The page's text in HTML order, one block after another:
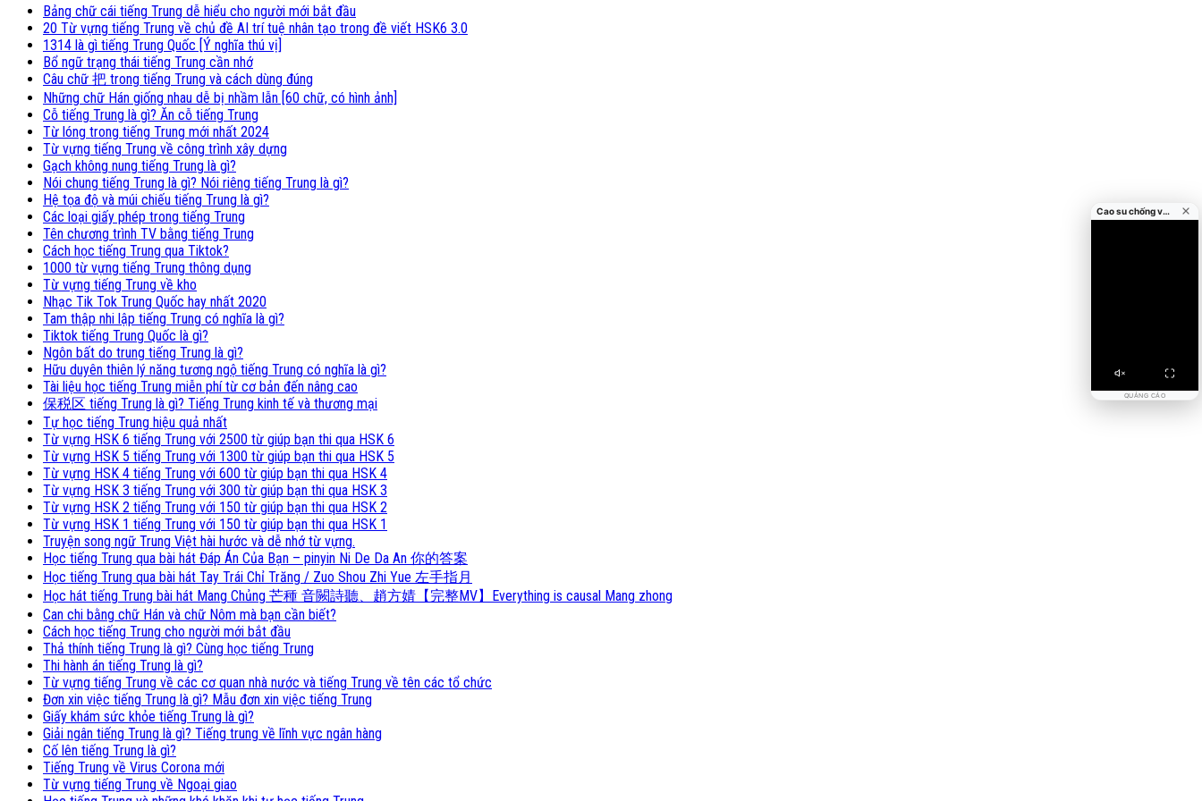
Bảng chữ cái tiếng Trung dễ hiểu cho người mới bắt đầu
20 Từ vựng tiếng Trung về chủ đề AI trí tuệ nhân tạo trong đề viết HSK6 3.0
1314 là gì tiếng Trung Quốc [Ý nghĩa thú vị]
Bổ ngữ trạng thái tiếng Trung cần nhớ
Câu chữ 把 trong tiếng Trung và cách dùng đúng
Những chữ Hán giống nhau dễ bị nhầm lẫn [60 chữ, có hình ảnh]
Cỗ tiếng Trung là gì? Ăn cỗ tiếng Trung
Từ lóng trong tiếng Trung mới nhất 2024
Từ vựng tiếng Trung về công trình xây dựng
Gạch không nung tiếng Trung là gì?
Nói chung tiếng Trung là gì? Nói riêng tiếng Trung là gì?
Hệ tọa độ và múi chiếu tiếng Trung là gì?
Các loại giấy phép trong tiếng Trung
Tên chương trình TV bằng tiếng Trung
Cách học tiếng Trung qua Tiktok?
1000 từ vựng tiếng Trung thông dụng
Từ vựng tiếng Trung về kho
Nhạc Tik Tok Trung Quốc hay nhất 2020
Tam thập nhi lập tiếng Trung có nghĩa là gì?
Tiktok tiếng Trung Quốc là gì?
Ngôn bất do trung tiếng Trung là gì?
Hữu duyên thiên lý năng tương ngộ tiếng Trung có nghĩa là gì?
Tài liệu học tiếng Trung miễn phí từ cơ bản đến nâng cao
保税区 tiếng Trung là gì? Tiếng Trung kinh tế và thương mại
Tự học tiếng Trung hiệu quả nhất
Từ vựng HSK 6 tiếng Trung với 2500 từ giúp bạn thi qua HSK 6
Từ vựng HSK 5 tiếng Trung với 1300 từ giúp bạn thi qua HSK 5
Từ vựng HSK 4 tiếng Trung với 600 từ giúp bạn thi qua HSK 4
Từ vựng HSK 3 tiếng Trung với 300 từ giúp bạn thi qua HSK 3
Từ vựng HSK 2 tiếng Trung với 150 từ giúp bạn thi qua HSK 2
Từ vựng HSK 1 tiếng Trung với 150 từ giúp bạn thi qua HSK 1
Truyện song ngữ Trung Việt hài hước và dễ nhớ từ vựng.
Học tiếng Trung qua bài hát Đáp Án Của Bạn – pinyin Ni De Da An 你的答案
Học tiếng Trung qua bài hát Tay Trái Chỉ Trăng / Zuo Shou Zhi Yue 左手指月
Học hát tiếng Trung bài hát Mang Chủng 芒種 音闕詩聽、趙方婧【完整MV】Everything is causal Mang zhong
Can chi bằng chữ Hán và chữ Nôm mà bạn cần biết?
Cách học tiếng Trung cho người mới bắt đầu
Thả thính tiếng Trung là gì? Cùng học tiếng Trung
Thi hành án tiếng Trung là gì?
Từ vựng tiếng Trung về các cơ quan nhà nước và tiếng Trung về tên các tổ chức
Đơn xin việc tiếng Trung là gì? Mẫu đơn xin việc tiếng Trung
Giấy khám sức khỏe tiếng Trung là gì?
Giải ngân tiếng Trung là gì? Tiếng trung về lĩnh vực ngân hàng
Cố lên tiếng Trung là gì?
Tiếng Trung về Virus Corona mới
Từ vựng tiếng Trung về Ngoại giao
Cao su chống va đập cửa
QUẢNG CÁO